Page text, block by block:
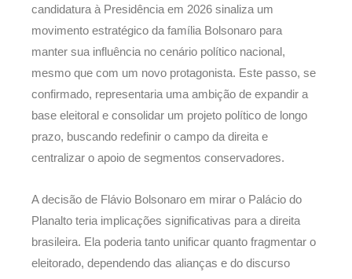
candidatura à Presidência em 2026 sinaliza um
movimento estratégico da família Bolsonaro para
manter sua influência no cenário político nacional,
mesmo que com um novo protagonista. Este passo, se
confirmado, representaria uma ambição de expandir a
base eleitoral e consolidar um projeto político de longo
prazo, buscando redefinir o campo da direita e
centralizar o apoio de segmentos conservadores.
A decisão de Flávio Bolsonaro em mirar o Palácio do
Planalto teria implicações significativas para a direita
brasileira. Ela poderia tanto unificar quanto fragmentar o
eleitorado, dependendo das alianças e do discurso